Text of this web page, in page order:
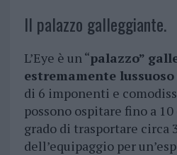
Il palazzo galleggiante.
L’Eye è un “palazzo”
estremamente lussuoso
di 6 imponenti e
possono ospitare fino a
grado di trasportare circa
dell’equipaggio per